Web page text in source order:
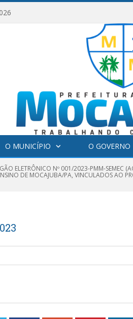
O MUNICÍPIO O GOVERNO
ELETRÔNICO Nº 001/2023-PMM-SEMEC
DE MOCAJUBA/PA, VINCULADOS AO